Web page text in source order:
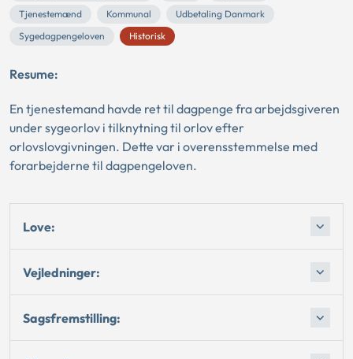
Tjenestemænd
Kommunal
Udbetaling Danmark
Sygedagpengeloven
Historisk
Resume:
En tjenestemand havde ret til dagpenge fra arbejdsgiveren
under sygeorlov i tilknytning til orlov efter
orlovslovgivningen. Dette var i overensstemmelse med
forarbejderne til dagpengeloven.
Love:
Vejledninger:
Sagsfremstilling: